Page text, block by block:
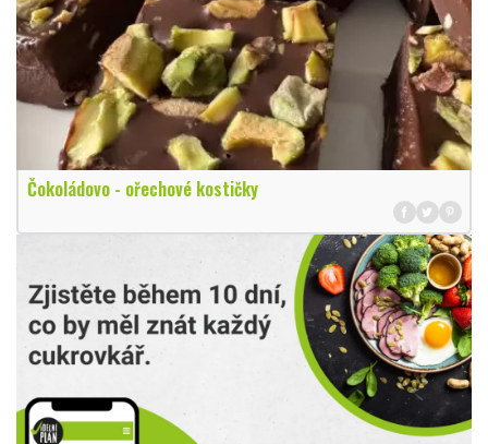
Čokoládovo - ořechové kostičky